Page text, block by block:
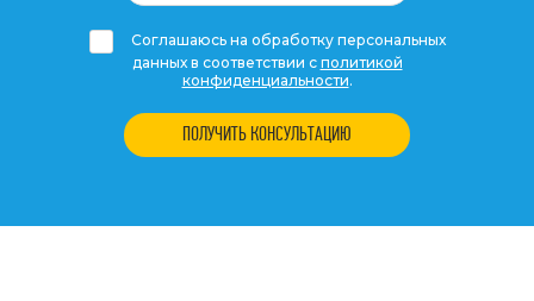
Соглашаюсь на обработку персональных
данных в соответствии с политикой
конфиденциальности.
ПОЛУЧИТЬ КОНСУЛЬТАЦИЮ